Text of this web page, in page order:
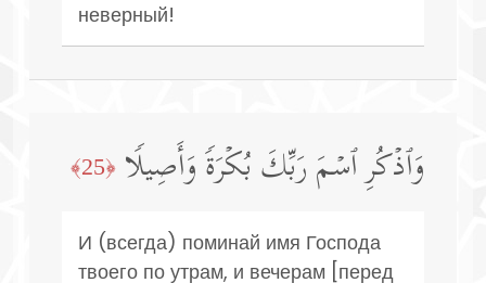
неверный!
وَٱذۡكُرِ ٱسۡمَ رَبِّكَ بُكۡرَةࣰ وَأَصِیلࣰا ﴿25﴾
И (всегда) поминай имя Господа
твоего по утрам, и вечерам [перед